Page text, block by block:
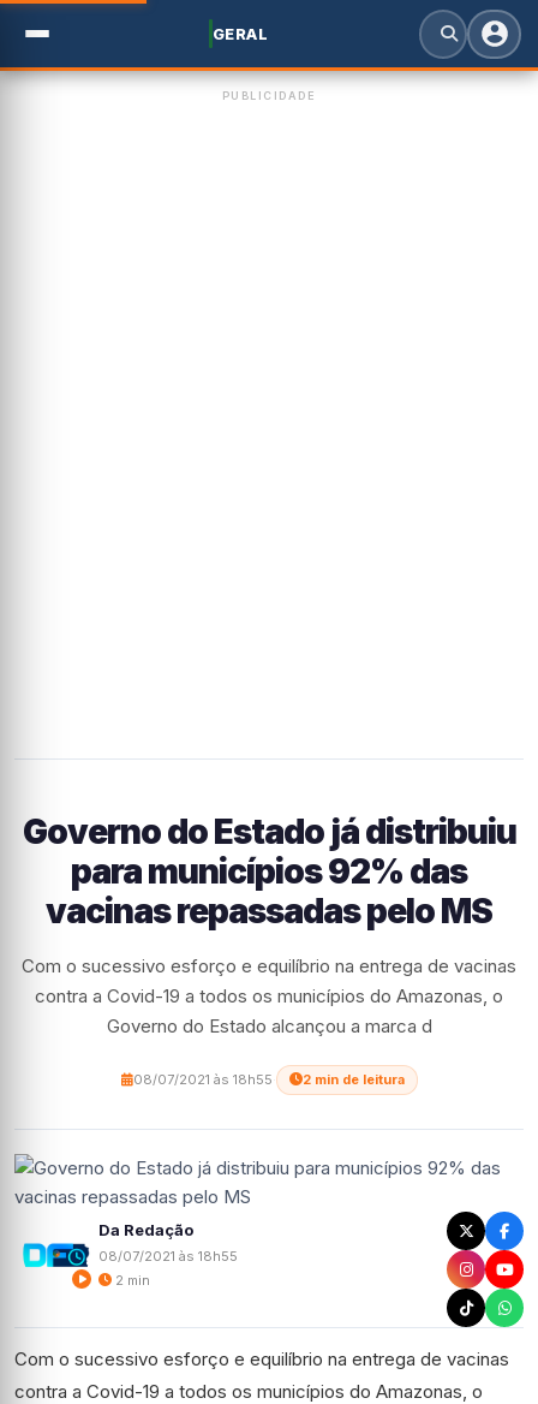
GERAL
PUBLICIDADE
Governo do Estado já distribuiu
para municípios 92% das
vacinas repassadas pelo MS
Com o sucessivo esforço e equilíbrio na entrega de vacinas
contra a Covid-19 a todos os municípios do Amazonas, o
Governo do Estado alcançou a marca d
08/07/2021 às 18h55 2 min de leitura
Da Redação
08/07/2021 às 18h55
2 min
Com o sucessivo esforço e equilíbrio na entrega de vacinas
contra a Covid-19 a todos os municípios do Amazonas, o